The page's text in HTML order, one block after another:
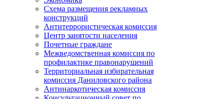
Схема размещения рекламных
конструкций
Антитеррористическая комиссия
Центр занятости населения
Почетные граждане
Межведомственная комиссия по
профилактике правонарушений
Территориальная избирательная
комиссия Даниловского района
Антинаркотическая комиссия